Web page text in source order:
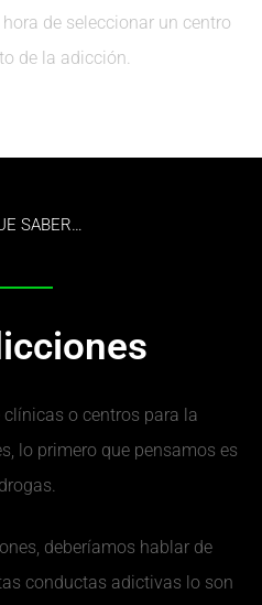
de seleccionar un centro
de la adicción.
SABER…
o centros para la
lo primero que pensamos es
deberíamos hablar de
conductas adictivas lo son